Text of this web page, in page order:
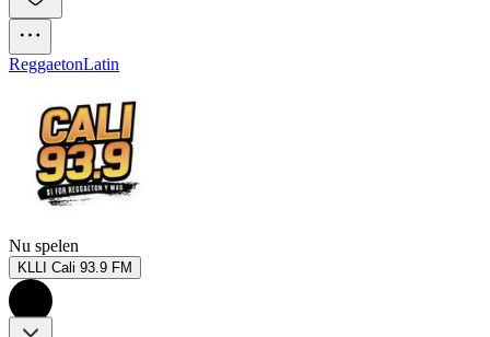
ReggaetonLatin
Nu spelen
KLLI Cali 93.9 FM